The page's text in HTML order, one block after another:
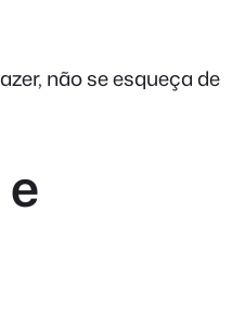
não se esqueça de